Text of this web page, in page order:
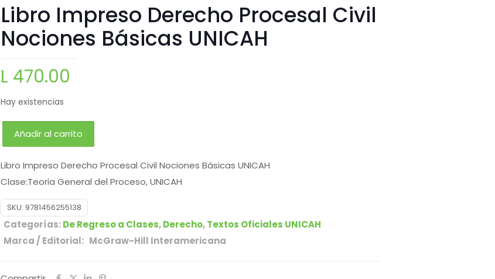
Libro Impreso Derecho Procesal Civil
Nociones Básicas UNICAH
L 470.00
Hay existencias
Añadir al carrito
Libro Impreso Derecho Procesal Civil Nociones Básicas UNICAH
Clase:Teoria General del Proceso, UNICAH
SKU: 9781456255138
Categorías:De Regreso a Clases,Derecho,Textos Oficiales UNICAH
Marca / Editorial: McGraw-Hill Interamericana